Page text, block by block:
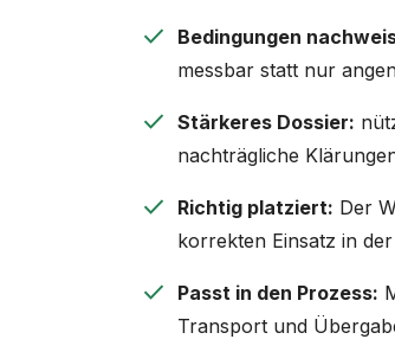
check Bedingungen
messbar statt nur
check Stärkeres Dossier:
nachträgliche
check Richtig platziert: Der
korrekten Einsatz in
check Passt in den Prozess:
Transport und